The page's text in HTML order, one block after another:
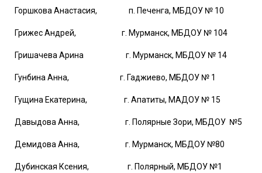
Горшкова Анастасия, п. Печенга, МБДОУ № 10
Грижес Андрей, г. Мурманск, МБДОУ № 104
Гришачева Арина г. Мурманск, МБДОУ № 14
Гунбина Анна, г. Гаджиево, МБДОУ № 1
Гущина Екатерина, г. Апатиты, МАДОУ № 15
Давыдова Анна, г. Полярные Зори, МБДОУ №5
Демидова Анна, г. Мурманск, МБДОУ №80
Дубинская Ксения, г. Полярный, МБДОУ №1